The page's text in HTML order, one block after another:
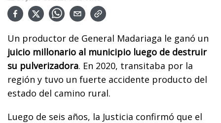
Un productor de General Madariaga le ganó un
juicio millonario al municipio luego de destruir
su pulverizadora. En 2020, transitaba por la
región y tuvo un fuerte accidente producto del
estado del camino rural.
Luego de seis años, la Justicia confirmó que el